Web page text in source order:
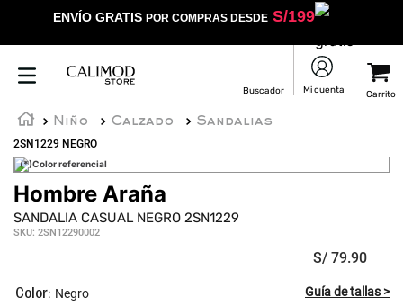
ENVÍO GRATIS POR COMPRAS DESDES/199
Niño Calzado
Sandalias
2SN1229 NEGRO
(*)Color referencial
Hombre Araña
SANDALIA CASUAL NEGRO 2SN1229
SKU: 2SN12290002
S/ 79.90
: Negro